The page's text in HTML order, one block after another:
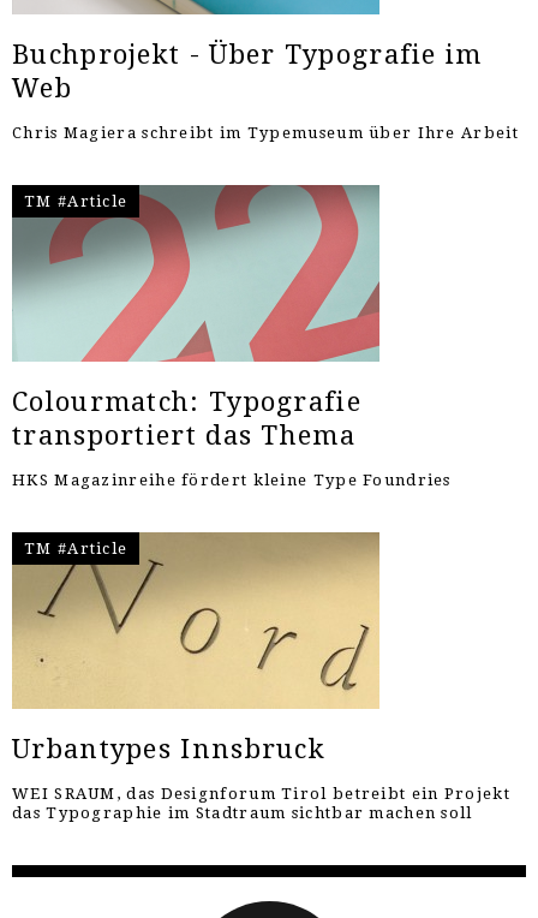
Buchprojekt - Über Typografie im
Web
Chris Magiera schreibt im Typemuseum über Ihre Arbeit
TM #Article
Colourmatch: Typografie
transportiert das Thema
HKS Magazinreihe fördert kleine Type Foundries
TM #Article
Urbantypes Innsbruck
WEI SRAUM, das Designforum Tirol betreibt ein Projekt
das Typographie im Stadtraum sichtbar machen soll